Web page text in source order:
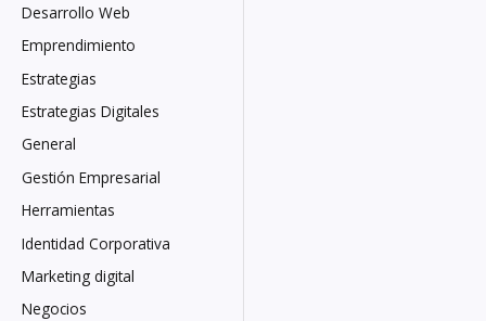
Desarrollo Web
Emprendimiento
Estrategias
Estrategias Digitales
General
Gestión Empresarial
Herramientas
Identidad Corporativa
Marketing digital
Negocios